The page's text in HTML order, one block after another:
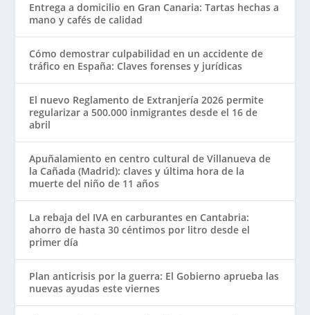
Entrega a domicilio en Gran Canaria: Tartas hechas a
mano y cafés de calidad
Cómo demostrar culpabilidad en un accidente de
tráfico en España: Claves forenses y jurídicas
El nuevo Reglamento de Extranjería 2026 permite
regularizar a 500.000 inmigrantes desde el 16 de
abril
Apuñalamiento en centro cultural de Villanueva de
la Cañada (Madrid): claves y última hora de la
muerte del niño de 11 años
La rebaja del IVA en carburantes en Cantabria:
ahorro de hasta 30 céntimos por litro desde el
primer día
Plan anticrisis por la guerra: El Gobierno aprueba las
nuevas ayudas este viernes